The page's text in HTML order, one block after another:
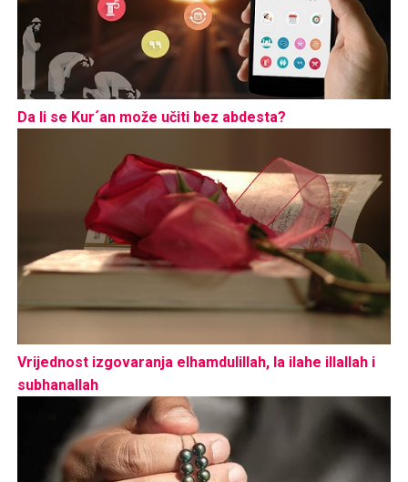
Da li se Kur´an može učiti bez abdesta?
Vrijednost izgovaranja elhamdulillah, la ilahe illallah i
subhanallah